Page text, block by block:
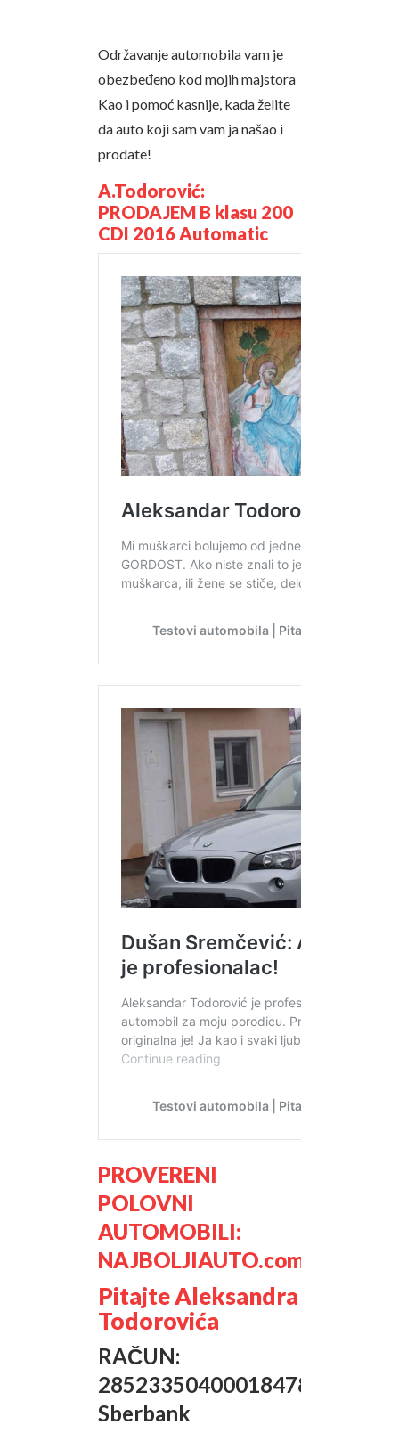
Održavanje automobila vam je
obezbeđeno kod mojih majstora
Kao i pomoć kasnije, kada želite
da auto koji sam vam ja našao i
prodate!
A.Todorović:
PRODAJEM B klasu 200
CDI 2016 Automatic
PROVERENI
POLOVNI
AUTOMOBILI:
NAJBOLJIAUTO.com
Pitajte Aleksandra
Todorovića
RAČUN:
285233504000184788
Sberbank